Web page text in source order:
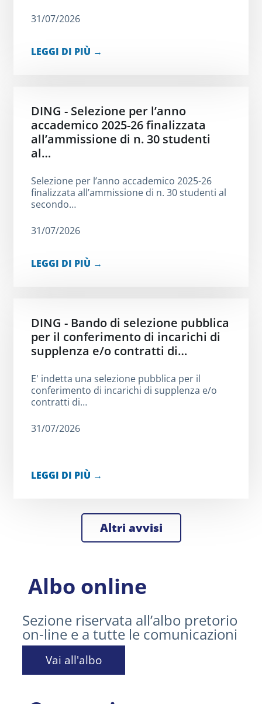
31/07/2026
LEGGI DI PIÙ →
DING - Selezione per l’anno
accademico 2025-26 finalizzata
all’ammissione di n. 30 studenti
al…
Selezione per l’anno accademico 2025-26
finalizzata all’ammissione di n. 30 studenti al
secondo…
31/07/2026
LEGGI DI PIÙ →
DING - Bando di selezione pubblica
per il conferimento di incarichi di
supplenza e/o contratti di…
E' indetta una selezione pubblica per il
conferimento di incarichi di supplenza e/o
contratti di…
31/07/2026
LEGGI DI PIÙ →
Altri avvisi
Albo online
Sezione riservata all’albo pretorio
on-line e a tutte le comunicazioni
Vai all'albo